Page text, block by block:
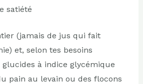
satiété
(jamais de jus qui fait
et, selon tes besoins
glucides à indice glycémique
pain au levain ou des flocons